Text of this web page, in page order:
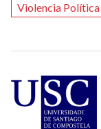
Violencia Política